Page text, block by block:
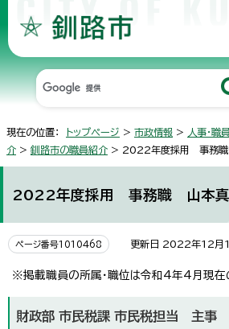
現在の位置： トップページ > 市政情報 > 人事・職
介 > 釧路市の職員紹介 > 2022年度採用 事務
2022年度採用 事務職 山本
ページ番号1010468 更新日 2022年12月
※掲載職員の所属・職位は令和4年4月現在
財政部 市民税課 市民税担当 主事